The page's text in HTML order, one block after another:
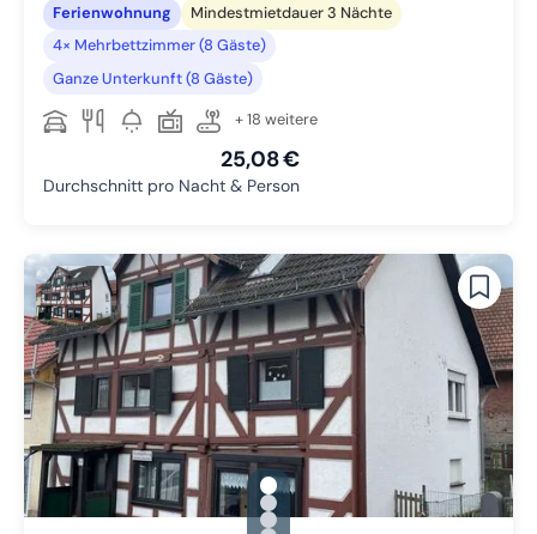
Ferienwohnung
Mindestmietdauer 3 Nächte
4× Mehrbettzimmer (8 Gäste)
Ganze Unterkunft (8 Gäste)
+ 18 weitere
25,08 €
Durchschnitt pro Nacht & Person
gallery.slide_selector
Zu Slide 1 wechseln
Zu Slide 2 wechseln